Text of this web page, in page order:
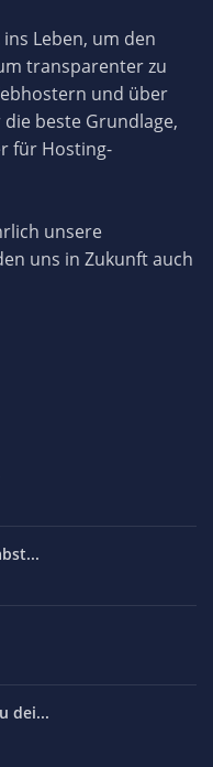
ins Leben, um den
transparenter zu
und über
beste Grundlage,
für Hosting-
unsere
uns in Zukunft auch
dei...